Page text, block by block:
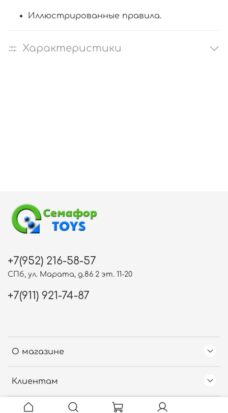
Иллюстрированные правила.
Характеристики
О магазине
Клиентам
+7(952) 216-58-57
СПб, ул. Марата, д.86 2 эт. 11-20
+7(911) 921-74-87